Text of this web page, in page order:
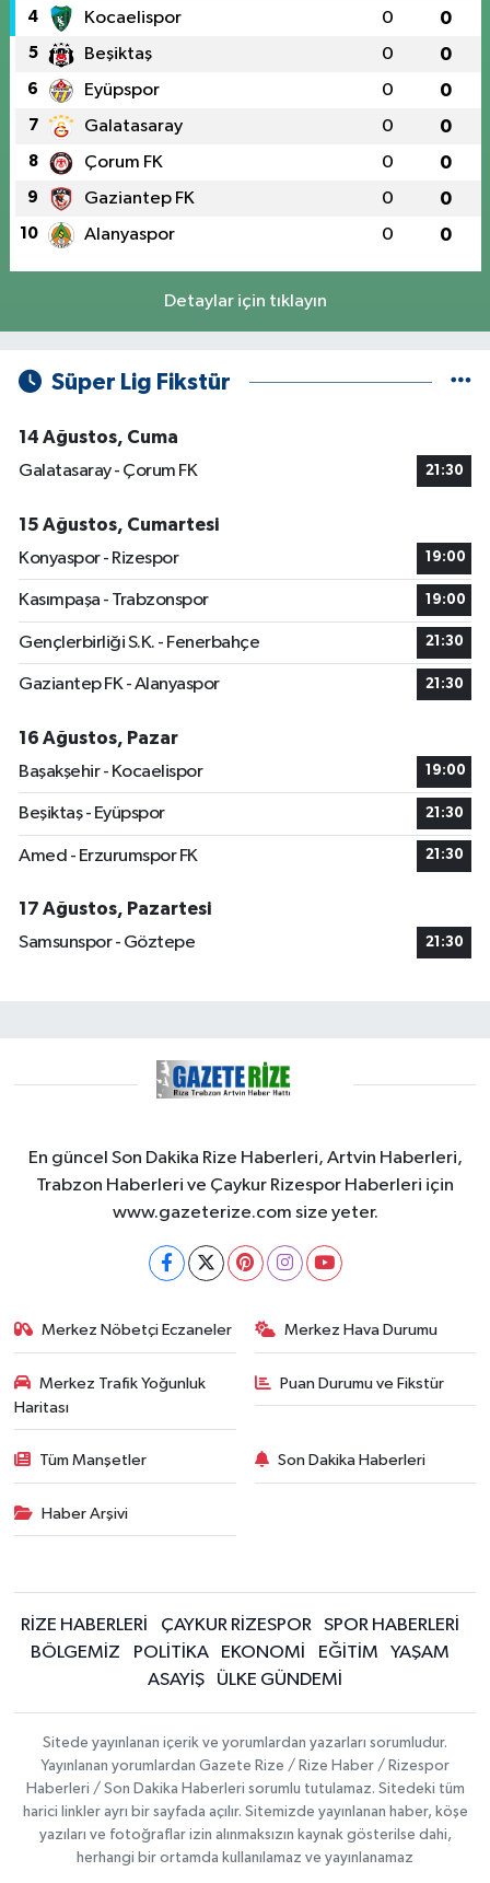
4 Kocaelispor 0 0
5 Beşiktaş 0 0
6 Eyüpspor 0 0
7 Galatasaray 0 0
8 Çorum FK 0 0
9 Gaziantep FK 0 0
10 Alanyaspor 0 0
Detaylar için tıklayın
Süper Lig Fikstür
14 Ağustos, Cuma
Galatasaray - Çorum FK
21:30
15 Ağustos, Cumartesi
Konyaspor - Rizespor
19:00
Kasımpaşa - Trabzonspor 19:00
Gençlerbirliği S.K. - Fenerbahçe 21:30
Gaziantep FK - Alanyaspor 21:30
16 Ağustos, Pazar
Başakşehir - Kocaelispor
19:00
Beşiktaş - Eyüpspor 21:30
Amed - Erzurumspor FK 21:30
17 Ağustos, Pazartesi
Samsunspor - Göztepe
21:30
En güncel Son Dakika Rize Haberleri, Artvin Haberleri,
Trabzon Haberleri ve Çaykur Rizespor Haberleri için
www.gazeterize.com size yeter.
Merkez Nöbetçi Eczaneler Merkez Hava Durumu
Merkez Trafik Yoğunluk
Haritası
Puan Durumu ve Fikstür
Tüm Manşetler Son Dakika Haberleri
Haber Arşivi
RİZE HABERLERİ ÇAYKUR RİZESPOR
SPOR HABERLERİ
BÖLGEMİZ
POLİTİKA EKONOMİ EĞİTİM
YAŞAM
ASAYİŞ
ÜLKE GÜNDEMİ
Sitede yayınlanan içerik ve yorumlardan yazarları sorumludur.
Yayınlanan yorumlardan Gazete Rize / Rize Haber / Rizespor
Haberleri / Son Dakika Haberleri sorumlu tutulamaz. Sitedeki tüm
harici linkler ayrı bir sayfada açılır. Sitemizde yayınlanan haber, köşe
yazıları ve fotoğraflar izin alınmaksızın kaynak gösterilse dahi,
herhangi bir ortamda kullanılamaz ve yayınlanamaz